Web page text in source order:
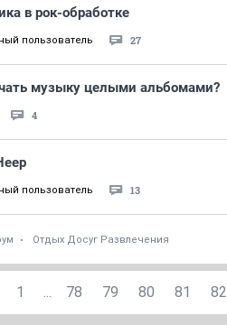
в рок-обработке
пользователь 27
музыку целыми альбомами?
4
пользователь 13
Отдых Досуг Развлечения
1 ... 78 79 80 81 82